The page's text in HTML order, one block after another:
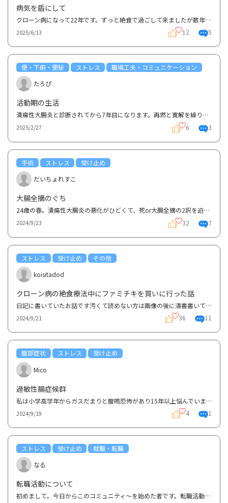
病気を盾にして
クローン病になって22年です。ずっと絶食で過ごして来ましたが数年前に直腸を切除する手術をして、それ...
2025/6/13 12 5
便・下痢・便秘 ストレス
職場工夫・コミュニケーション
たろぴ
活動期の生活
潰瘍性大腸炎と診断されてから7年目になります。再燃と寛解を繰り返し、現在はリアルダ、イムラン、エン...
2025/2/27 6 3
手術 ストレス
受け止め
だいちょれすこ
大腸全摘のぐち
24歳の春。潰瘍性大腸炎の悪化がひどくて、死or大腸全摘の2択を迫られ、輸血されながらの8時間以上の緊...
2024/9/23 32 7
ストレス 受け止め
その他
koisitadod
クローン病の絶食療法中にファミチキを買いに行った話
日記に書いていたお話です汚くて読めない方は画像の後に清書書いてるのでそちらから注:内容が病気に対し...
2024/9/21 36 11
腹部症状 ストレス
受け止め
Mico
過敏性腸症候群
私は小学高学年からガスだまりと腹鳴恐怖があり15年以上悩んでいますIBSに振り回されて生きてきました電...
2024/9/19 4 1
ストレス 受け止め
就職・転職
なる
転職活動について
初めまして。今日からこのコミュニティ〜を始めた者です。転職活動中なのですが、面接や書類選考をやる...